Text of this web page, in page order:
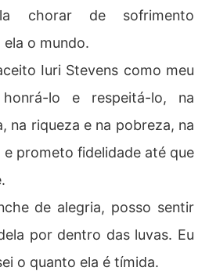
chorar de sofrimento
o mundo.
Iuri Stevens como meu
lo e respeitá-lo, na
na riqueza e na pobreza, na
e prometo fidelidade até que
de alegria, posso sentir
por dentro das luvas. Eu
o quanto ela é tímida.